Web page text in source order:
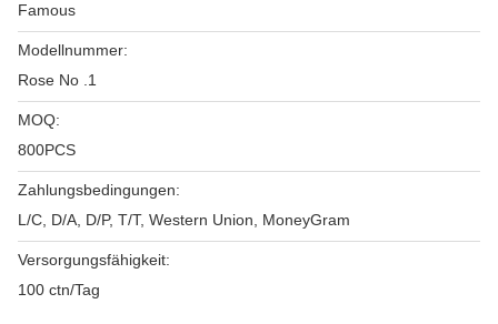
Famous
Modellnummer:
Rose No .1
MOQ:
800PCS
Zahlungsbedingungen:
L/C, D/A, D/P, T/T, Western Union, MoneyGram
Versorgungsfähigkeit:
100 ctn/Tag